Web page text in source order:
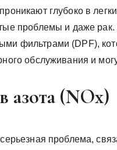
глубоко в
проблемы и даже
фильтрами (DPF),
обслуживания и
азота (NOx)
проблема,